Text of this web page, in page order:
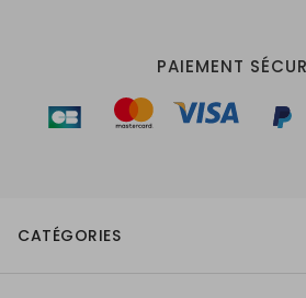
PAIEMENT
CATÉGORIES